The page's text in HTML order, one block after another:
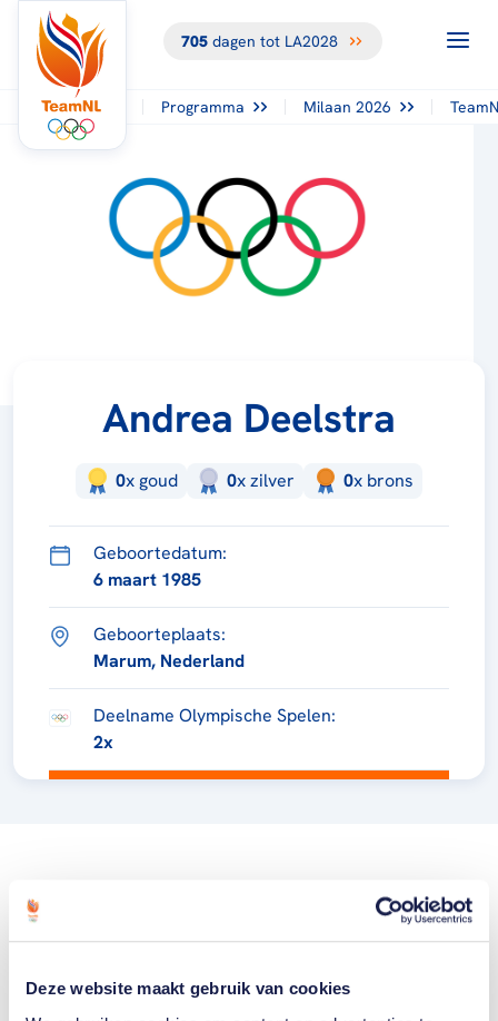
Deze website maakt gebruik van cookies
705dagen tot LA2028
Programma Milaan 2026
Andrea Deelstra
0x goud 0xzilver 0x brons
Geboortedatum:
6 maart 1985
Geboorteplaats:
Marum, Nederland
Deelname Olympische Spelen:
2x